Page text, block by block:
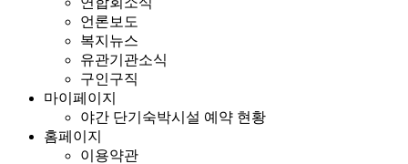
언론보도
복지뉴스
유관기관소식
구인구직
마이페이지
야간 단기숙박시설 예약 현황
홈페이지
이용약관